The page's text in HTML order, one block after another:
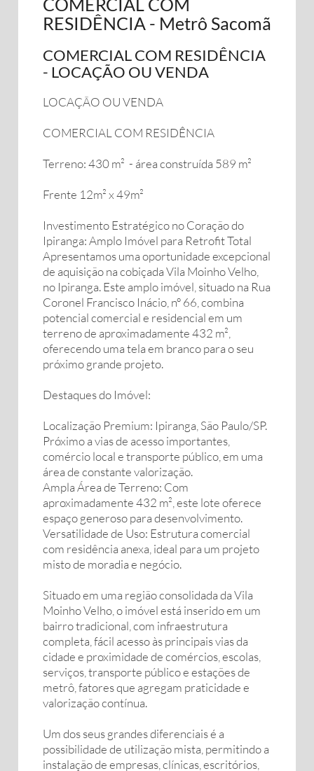
COMERCIAL COM
RESIDÊNCIA - Metrô Sacomã
COMERCIAL COM RESIDÊNCIA
- LOCAÇÃO OU VENDA
LOCAÇÃO OU VENDA
COMERCIAL COM RESIDÊNCIA
Terreno: 430 m² - área construída 589 m²
Frente 12m² x 49m²
Investimento Estratégico no Coração do
Ipiranga: Amplo Imóvel para Retrofit Total
Apresentamos uma oportunidade excepcional
de aquisição na cobiçada Vila Moinho Velho,
no Ipiranga. Este amplo imóvel, situado na Rua
Coronel Francisco Inácio, nº 66, combina
potencial comercial e residencial em um
terreno de aproximadamente 432 m²,
oferecendo uma tela em branco para o seu
próximo grande projeto.
Destaques do Imóvel:
Localização Premium: Ipiranga, São Paulo/SP.
Próximo a vias de acesso importantes,
comércio local e transporte público, em uma
área de constante valorização.
Ampla Área de Terreno: Com
aproximadamente 432 m², este lote oferece
espaço generoso para desenvolvimento.
Versatilidade de Uso: Estrutura comercial
com residência anexa, ideal para um projeto
misto de moradia e negócio.
Situado em uma região consolidada da Vila
Moinho Velho, o imóvel está inserido em um
bairro tradicional, com infraestrutura
completa, fácil acesso às principais vias da
cidade e proximidade de comércios, escolas,
serviços, transporte público e estações de
metrô, fatores que agregam praticidade e
valorização contínua.
Um dos seus grandes diferenciais é a
possibilidade de utilização mista, permitindo a
instalação de empresas, clínicas, escritórios,